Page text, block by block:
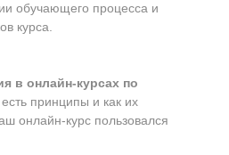
обучающего процесса и
курса.
в онлайн-курсах по
принципы и как их
онлайн-курс пользовался